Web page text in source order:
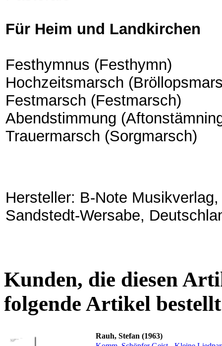
Für Heim und Landkirchen
Festhymnus (Festhymn)
Hochzeitsmarsch
Festmarsch (Festmarsch)
Abendstimmung
Trauermarsch (Sorgmarsch)
Hersteller: B-Note
Sandstedt-Wersabe,
Kunden, die diesen
folgende Artikel
Rauh, Stefan (1963)